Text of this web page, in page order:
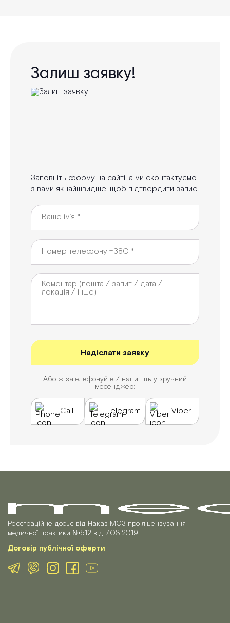
Залиш заявку!
Заповніть форму на сайті, а ми сконтактуємо
з вами якнайшвидше, щоб підтвердити запис.
Або ж зателефонуйте / напишіть у зручний
месенджер:
Call Telegram Viber
Реєстраційне досьє від Наказ МОЗ про ліцензування
медичної практики №512 від 7.03.2019
Договір публічної оферти